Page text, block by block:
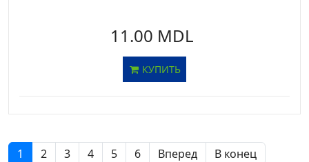
11.00 MDL
КУПИТЬ
1 2 3 4 5 6 Вперед В конец